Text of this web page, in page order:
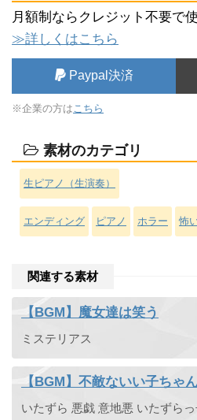
月額制ならクレジット不要で
≫詳しくはこちら
Paypal決済
※企業の方は こちら
素材のカテゴリ
生ピアノ（生演奏）
エンディング ピアノ ホラー 怖
関連する素材
【BGM】魔女達は笑う
ミステリアス
【BGM】不敵ないい子ちゃ
いたずら 悪戯 意地悪 いたずら